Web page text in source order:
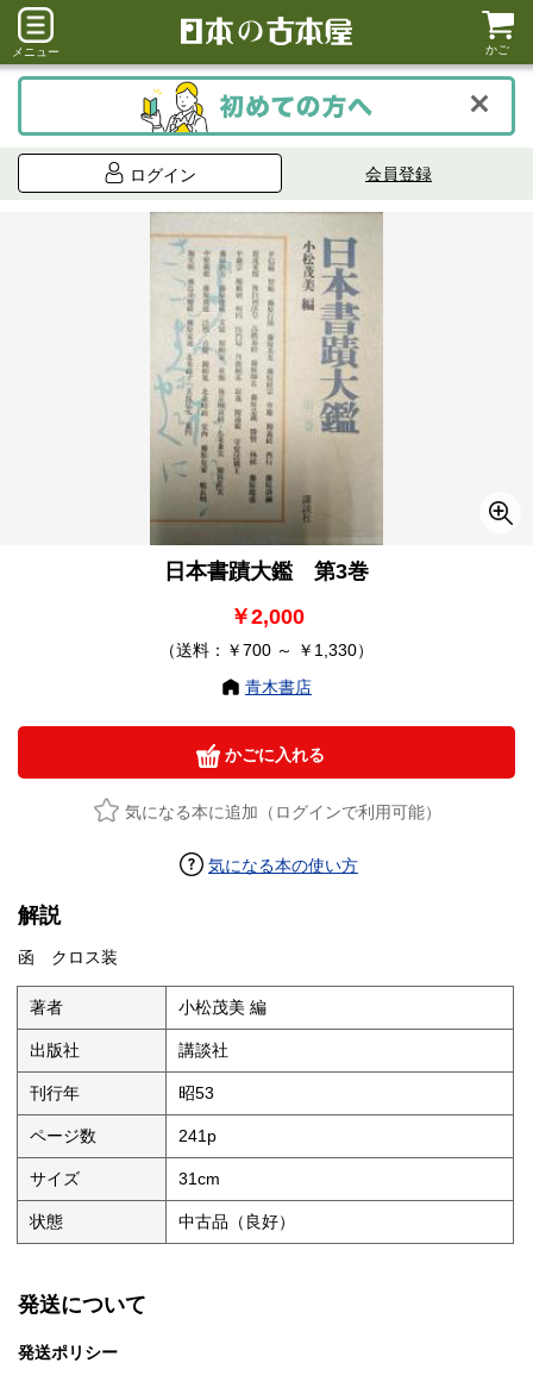
メニュー かご
ログイン 会員登録
日本書蹟大鑑 第3巻
￥2,000
（送料：￥700 ～ ￥1,330）
青木書店
かごに入れる
気になる本に追加（ログインで利用可能）
気になる本の使い方
解説
函 クロス装
著者 小松茂美 編
出版社 講談社
刊行年 昭53
ページ数 241p
サイズ 31cm
状態 中古品（良好）
発送について
発送ポリシー